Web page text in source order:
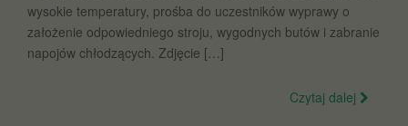
wysokie temperatury, prośba do uczestników wyprawy o
założenie odpowiedniego stroju, wygodnych butów i zabranie
napojów chłodzących. Zdjęcie […]
Czytaj dalej